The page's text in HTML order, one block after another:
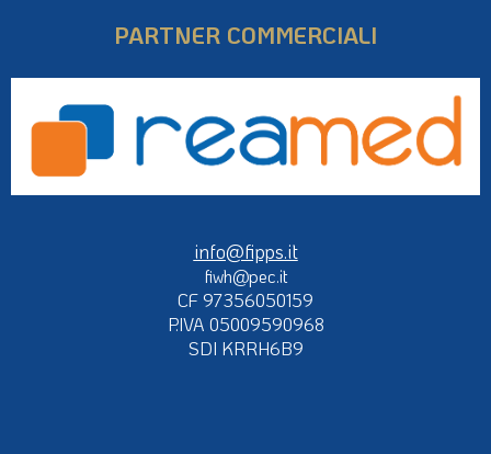
PARTNER COMMERCIALI
info@fipps.it
fiwh@pec.it
CF 97356050159
P.IVA 05009590968
SDI KRRH6B9